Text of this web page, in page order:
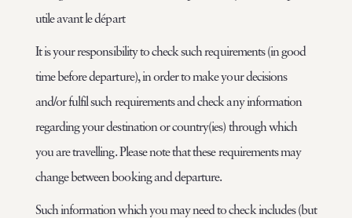
utile avant le départ
It is your responsibility to check such requirements (in good
time before departure), in order to make your decisions
and/or fulfil such requirements and check any information
regarding your destination or country(ies) through which
you are travelling. Please note that these requirements may
change between booking and departure.
Such information which you may need to check includes (but